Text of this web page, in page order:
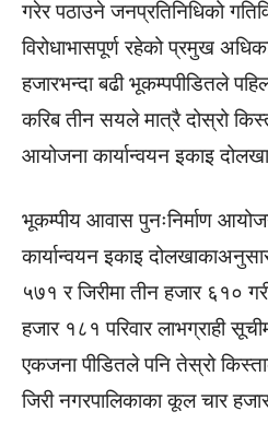
गरेर पठाउने जनप्रतिनिधिको
विरोधाभासपूर्ण रहेको प्रमुख
हजारभन्दा बढी भूकम्पपीडितले
करिब तीन सयले मात्रै दोस्रो
आयोजना कार्यान्वयन इकाइ
भूकम्पीय आवास पुनःनिर्माण
कार्यान्वयन इकाइ
५७१ र जिरीमा तीन हजार ६१०
हजार १८१ परिवार लाभग्राही
एकजना पीडितले पनि तेस्रो
जिरी नगरपालिकाका कूल चार